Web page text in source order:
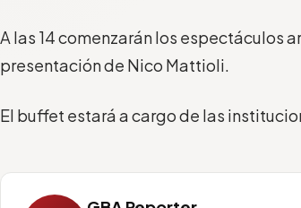
A las 14 comenzarán los espectáculos
presentación de Nico Mattioli.
El buffet estará a cargo de las